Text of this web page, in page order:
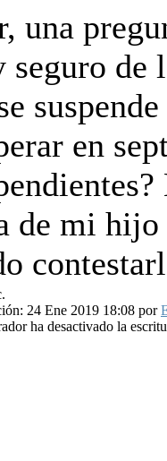
una
seguro de
en
de mi hijo
24 Ene 2019 18:08 por
ha desactivado la